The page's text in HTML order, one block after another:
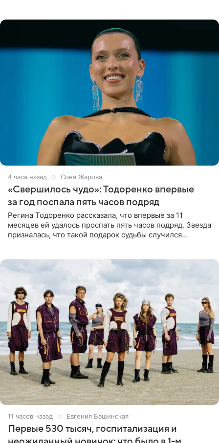
4 часа назад Соня Жарова
«Свершилось чудо»: Тодоренко впервые
за год поспала пять часов подряд
Регина Тодоренко рассказала, что впервые за 11
месяцев ей удалось проспать пять часов подряд. Звезда
призналась, что такой подарок судьбы случился
11 часов назад Евгения Башинская
Первые 530 тысяч, госпитализация и